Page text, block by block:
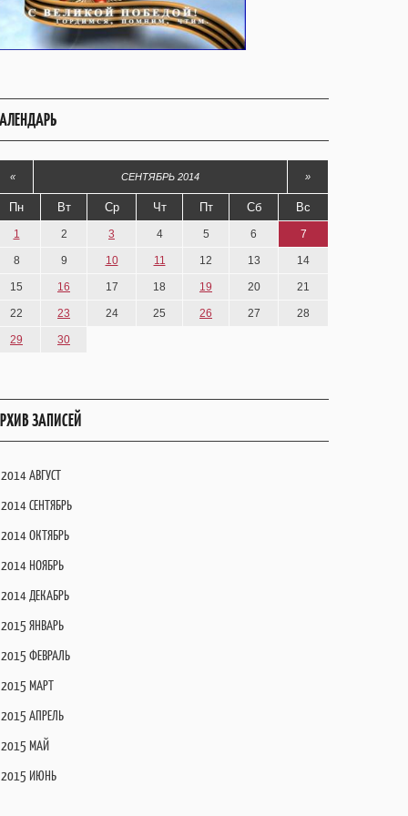
« СЕНТЯБРЬ 2014 »
Пн Вт Ср Чт Пт Сб Вс
1 2 3 4 5 6 7
8 9 10 11 12 13 14
15 16 17 18 19 20 21
22 23 24 25 26 27 28
29 30
ЗАПИСЕЙ
2014 АВГУСТ
2014 СЕНТЯБРЬ
2014 ОКТЯБРЬ
2014 НОЯБРЬ
2014 ДЕКАБРЬ
2015 ЯНВАРЬ
2015 ФЕВРАЛЬ
2015 МАРТ
2015 АПРЕЛЬ
2015 МАЙ
2015 ИЮНЬ